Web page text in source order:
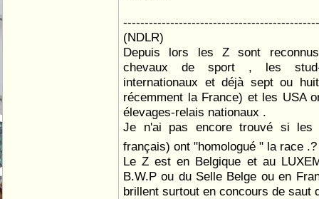
(NDLR)
Depuis lors les Z sont
chevaux de sport , les stud-
internationaux et déjà sept ou
récemment la France) et les USA
élevages-relais nationaux .
Je n'ai pas encore trouvé si les
français) ont "homologué " la race
Le Z est en Belgique et au
B.W.P ou du Selle Belge ou en
brillent surtout en concours de saut